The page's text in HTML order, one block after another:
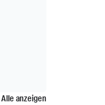
Alle anzeigen